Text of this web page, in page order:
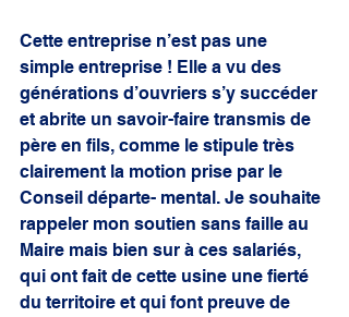
Cette entreprise n’est pas une
simple entreprise ! Elle a vu des
générations d’ouvriers s’y succéder
et abrite un savoir-faire transmis de
père en fils, comme le stipule très
clairement la motion prise par le
Conseil départe- mental. Je souhaite
rappeler mon soutien sans faille au
Maire mais bien sur à ces salariés,
qui ont fait de cette usine une fierté
du territoire et qui font preuve de